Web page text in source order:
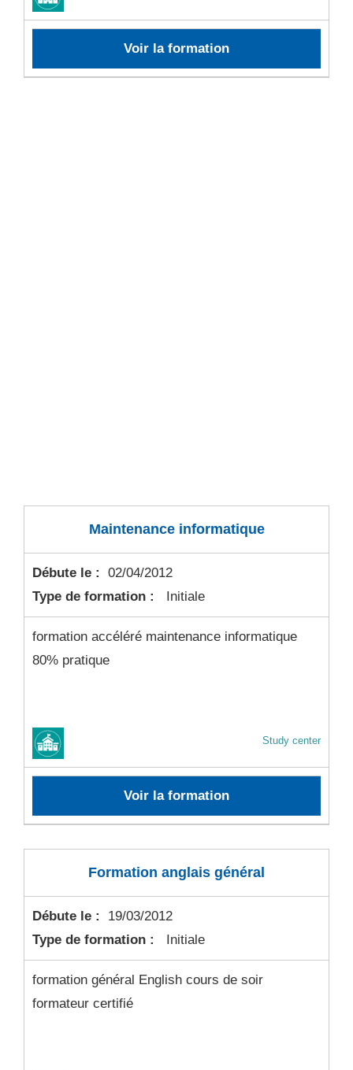
Voir la formation
Maintenance informatique
Débute le :
02/04/2012
Type de formation :
Initiale
formation accéléré maintenance informatique
80% pratique
Study center
Voir la formation
Formation anglais général
Débute le :
19/03/2012
Type de formation :
Initiale
formation général English cours de soir
formateur certifié